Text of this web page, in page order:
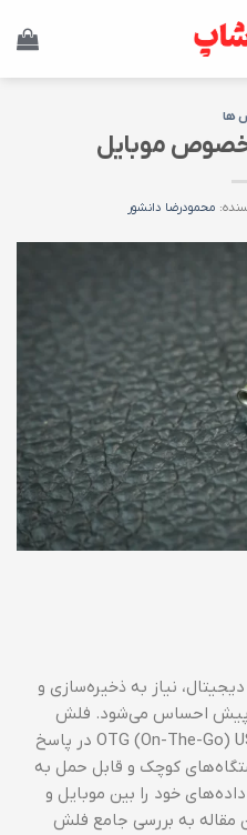
ها
موبایل
محمودرضا دانشور
نیاز به ذخیره‌سازی و
پیش احساس می‌شود. فلش
مموری‌های مخصوص موبایل یا OTG (On-The-Go) USB در پاسخ
کوچک و قابل حمل به
خود را بین موبایل و
مقاله به بررسی جامع فلش